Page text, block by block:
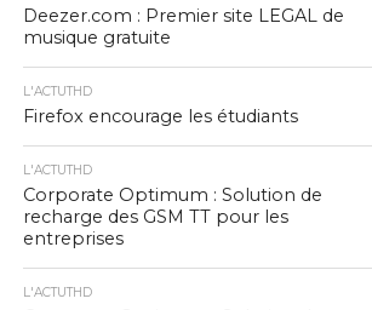
Deezer.com : Premier site LEGAL de
musique gratuite
L'ACTUTHD
Firefox encourage les étudiants
L'ACTUTHD
Corporate Optimum : Solution de
recharge des GSM TT pour les
entreprises
L'ACTUTHD